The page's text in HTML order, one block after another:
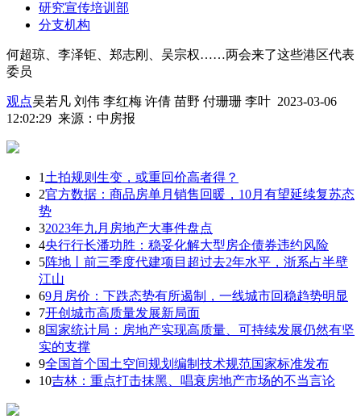
研究宣传培训部
分支机构
何超琼、李泽钜、郑志刚、吴宗权……两会来了这些港区代表
委员
观点吴若凡 刘伟 李红梅 许倩 苗野 付珊珊 李叶 2023-03-06
12:02:29 来源： 中房报
1 土拍规则生变，或重回价高者得？
2官方数据：商品房单月销售回暖，10月有望延续复苏态
势
32023年九月房地产大事件盘点
4央行行长潘功胜：稳妥化解大型房企债券违约风险
5阵地丨前三季度代建项目超过去2年水平，浙系占半壁
江山
69月房价：下跌态势有所遏制，一线城市回稳趋势明显
7开创城市高质量发展新局面
8国家统计局：房地产实现高质量、可持续发展仍然有坚
实的支撑
9全国首个国土空间规划编制技术规范国家标准发布
10吉林：重点打击抹黑、唱衰房地产市场的不当言论